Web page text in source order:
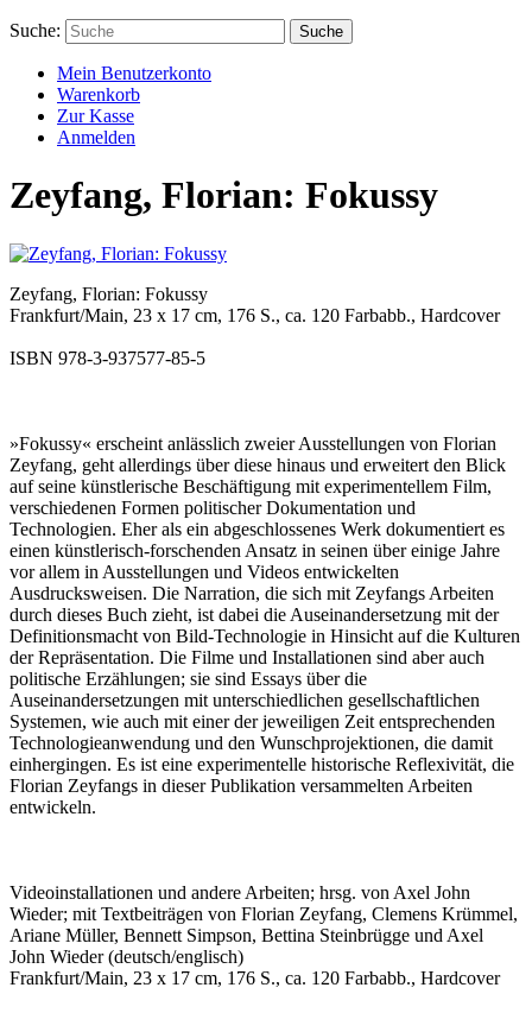
Suche: Suche
Mein Benutzerkonto
Warenkorb
Zur Kasse
Anmelden
Zeyfang, Florian: Fokussy
Zeyfang, Florian: Fokussy
Frankfurt/Main, 23 x 17 cm, 176 S., ca. 120 Farbabb., Hardcover
ISBN 978-3-937577-85-5
»Fokussy« erscheint anlässlich zweier Ausstellungen von Florian
Zeyfang, geht allerdings über diese hinaus und erweitert den Blick
auf seine künstlerische Beschäftigung mit experimentellem Film,
verschiedenen Formen politischer Dokumentation und
Technologien. Eher als ein abgeschlossenes Werk dokumentiert es
einen künstlerisch-forschenden Ansatz in seinen über einige Jahre
vor allem in Ausstellungen und Videos entwickelten
Ausdrucksweisen. Die Narration, die sich mit Zeyfangs Arbeiten
durch dieses Buch zieht, ist dabei die Auseinandersetzung mit der
Definitionsmacht von Bild-Technologie in Hinsicht auf die Kulturen
der Repräsentation. Die Filme und Installationen sind aber auch
politische Erzählungen; sie sind Essays über die
Auseinandersetzungen mit unterschiedlichen gesellschaftlichen
Systemen, wie auch mit einer der jeweiligen Zeit entsprechenden
Technologieanwendung und den Wunschprojektionen, die damit
einhergingen. Es ist eine experimentelle historische Reflexivität, die
Florian Zeyfangs in dieser Publikation versammelten Arbeiten
entwickeln.
Videoinstallationen und andere Arbeiten; hrsg. von Axel John
Wieder; mit Textbeiträgen von Florian Zeyfang, Clemens Krümmel,
Ariane Müller, Bennett Simpson, Bettina Steinbrügge und Axel
John Wieder (deutsch/englisch)
Frankfurt/Main, 23 x 17 cm, 176 S., ca. 120 Farbabb., Hardcover